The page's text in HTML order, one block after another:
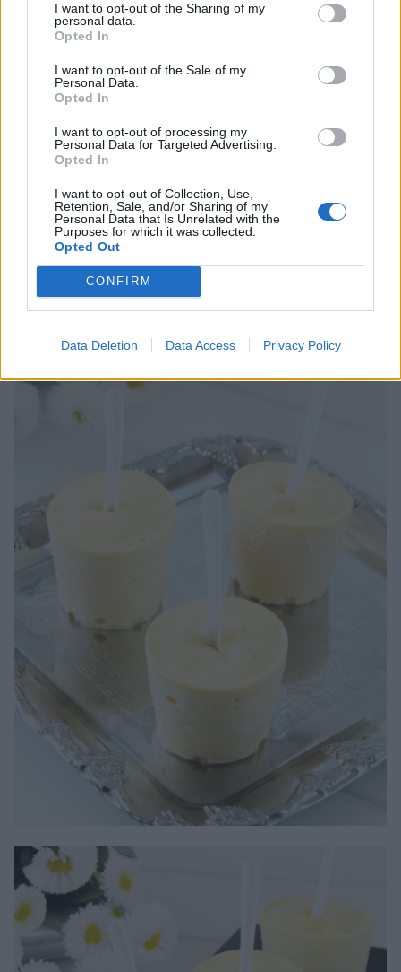
I want to opt-out of the Sharing of my
personal data.
Opted In
I want to opt-out of the Sale of my
Personal Data.
Opted In
I want to opt-out of processing my
Personal Data for Targeted Advertising.
Opted In
I want to opt-out of Collection, Use,
Retention, Sale, and/or Sharing of my
Personal Data that Is Unrelated with the
Purposes for which it was collected.
Opted Out
CONFIRM
Data Deletion Data Access Privacy Policy